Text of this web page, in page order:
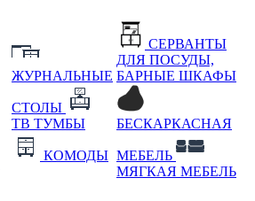
ЖУРНАЛЬНЫЕ
СТОЛЫ
ТВ ТУМБЫ
КОМОДЫ
СЕРВАНТЫ
ДЛЯ ПОСУДЫ,
БАРНЫЕ ШКАФЫ
БЕСКАРКАСНАЯ
МЕБЕЛЬ
МЯГКАЯ МЕБЕЛЬ